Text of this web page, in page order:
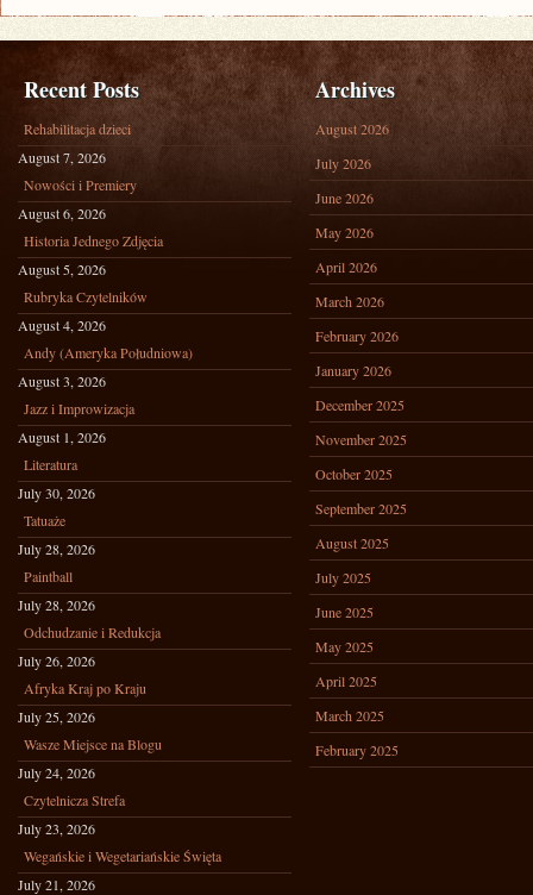
Recent Posts
Rehabilitacja dzieci
August 7, 2026
Nowości i Premiery
August 6, 2026
Historia Jednego Zdjęcia
August 5, 2026
Rubryka Czytelników
August 4, 2026
Andy (Ameryka Południowa)
August 3, 2026
Jazz i Improwizacja
August 1, 2026
Literatura
July 30, 2026
Tatuaże
July 28, 2026
Paintball
July 28, 2026
Odchudzanie i Redukcja
July 26, 2026
Afryka Kraj po Kraju
July 25, 2026
Wasze Miejsce na Blogu
July 24, 2026
Czytelnicza Strefa
July 23, 2026
Wegańskie i Wegetariańskie Święta
July 21, 2026
Archives
August 2026
July 2026
June 2026
May 2026
April 2026
March 2026
February 2026
January 2026
December 2025
November 2025
October 2025
September 2025
August 2025
July 2025
June 2025
May 2025
April 2025
March 2025
February 2025